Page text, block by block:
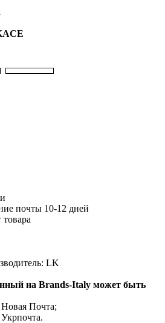
почты 10-12 дней
товара
LK
на Brands-Italy может быть
Почта;